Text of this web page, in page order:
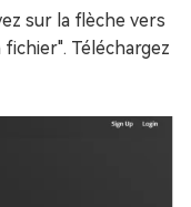
sur la flèche vers
Téléchargez